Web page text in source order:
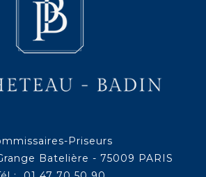
Priseurs
Batelière - 75009 PARIS